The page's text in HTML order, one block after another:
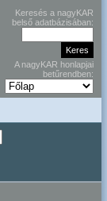
Keresés a nagyKAR
belső adatbázisában:
A nagyKAR honlapjai
betűrendben: